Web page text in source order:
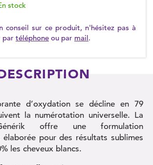
stock
conseil sur ce produit, n'hésitez pas à
par téléphone ou par mail.
d’oxydation se décline en 79
la numérotation universelle. La
offre une formulation
élaborée pour des résultats sublimes
les cheveux blancs.